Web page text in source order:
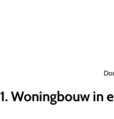
1. Woningbouw in